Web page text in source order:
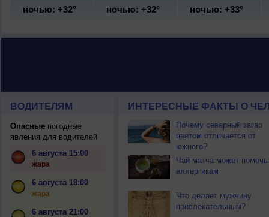
ночью: +32° ночью: +32° ночью: +33°
ВОДИТЕЛЯМ
Опасныепогодные
явления для водителей
6 августа 15:00
жара
6 августа 18:00
жара
6 августа 21:00
ИНТЕРЕСНЫЕ ФАКТЫ О
Почему северный загар
цветом отличается от
южного?
Чай матча может помочь
аллергикам
Что делает мужчину
привлекательным?